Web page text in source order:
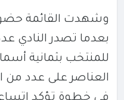
وشهدت القائمة
بعدما تصدر النادي
للمنتخب بثمانية
العناصر على عدد من